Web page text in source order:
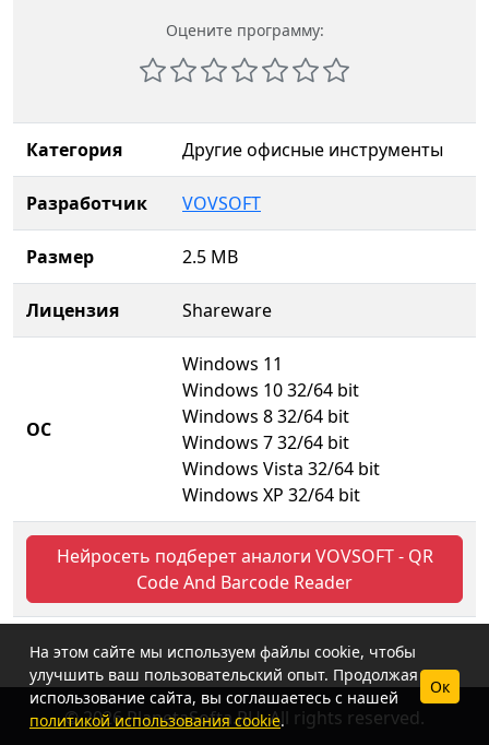
Оцените программу:
Категория Другие офисные инструменты
Разработчик VOVSOFT
Размер 2.5 MB
Лицензия Shareware
ОС
Windows 11
Windows 10 32/64 bit
Windows 8 32/64 bit
Windows 7 32/64 bit
Windows Vista 32/64 bit
Windows XP 32/64 bit
Нейросеть подберет аналоги VOVSOFT - QR
Code And Barcode Reader
© 2026 PlanetaSofta.RU. All rights reserved.
На этом сайте мы используем файлы cookie, чтобы
улучшить ваш пользовательский опыт. Продолжая
использование сайта, вы соглашаетесь с нашей
политикой использования cookie.
Ок